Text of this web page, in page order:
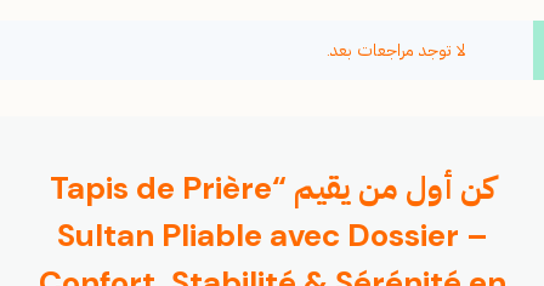
لا توجد مراجعات بعد.
كن أول من يقيم “Tapis de Prière
Sultan Pliable avec Dossier –